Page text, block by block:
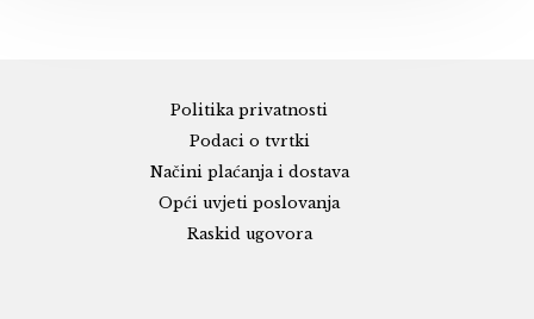
se
odabrati
na
stranici
Politika privatnosti
Podaci o tvrtki
Načini plaćanja i dostava
Opći uvjeti poslovanja
Raskid ugovora